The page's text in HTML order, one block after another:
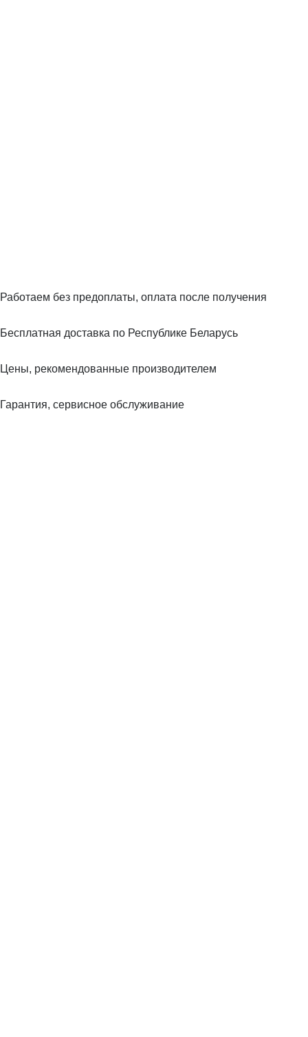
Работаем без предоплаты, оплата после получения
Бесплатная доставка по Республике Беларусь
Цены, рекомендованные производителем
Гарантия, сервисное обслуживание